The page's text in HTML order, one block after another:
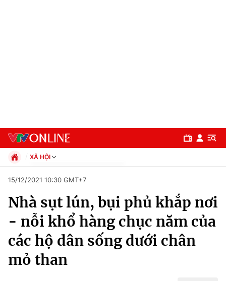
Chuyên mục
Chính trị
Xã hội
XÃ HỘI
Xã hội
Pháp luật
Kinh tế
Thể thao
Truyền hình
Văn hóa - Giải trí
Y tế
15/12/2021 10:30 GMT+7
Nhà sụt lún, bụi phủ khắp nơi
- nỗi khổ hàng chục năm của
các hộ dân sống dưới chân
mỏ than